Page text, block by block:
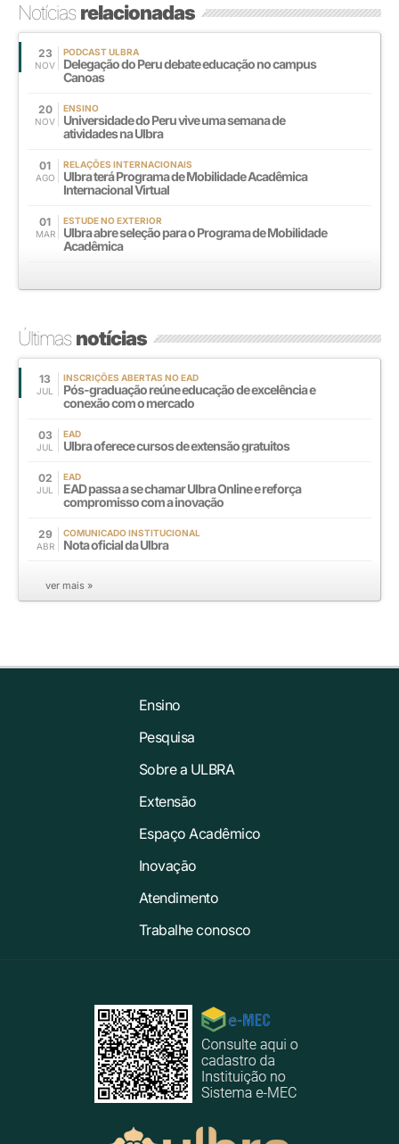
Notíciasrelacionadas
23
NOV
PODCAST ULBRA
Delegação do Peru debate educação no campus
Canoas
20
NOV
ENSINO
Universidade do Peru vive uma semana de
atividades na Ulbra
01
AGO
RELAÇÕES INTERNACIONAIS
Ulbra terá Programa de Mobilidade Acadêmica
Internacional Virtual
01
MAR
ESTUDE NO EXTERIOR
Ulbra abre seleção para o Programa de Mobilidade
Acadêmica
Últimasnotícias
13
JUL
INSCRIÇÕES ABERTAS NO EAD
Pós-graduação reúne educação de excelência e
conexão com o mercado
03
JUL
EAD
Ulbra oferece cursos de extensão gratuitos
02
JUL
EAD
EAD passa a se chamar Ulbra Online e reforça
compromisso com a inovação
29
ABR
COMUNICADO INSTITUCIONAL
Nota oficial da Ulbra
ver mais »
Ensino
Pesquisa
Sobre a ULBRA
Extensão
Espaço Acadêmico
Inovação
Atendimento
Trabalhe conosco